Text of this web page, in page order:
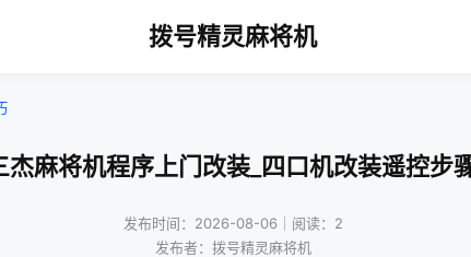
拨号精灵麻将机
杰麻将机程序上门改装_四口机改装遥控步
发布时间：2026-08-06｜阅读：2
发布者：拨号精灵麻将机